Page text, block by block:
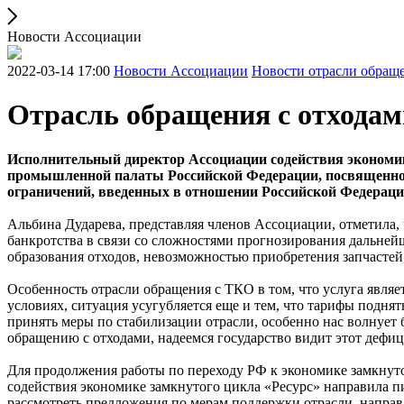
Новости Ассоциации
2022-03-14 17:00 Новости Ассоциации Новости отрасли
Отрасль обращения с
Исполнительный директор Ассоциации содействия
промышленной палаты Российской Федерации,
ограничений, введенных в отношении Российской
Альбина Дударева, представляя членов Ассоциации,
банкротства в связи со сложностями прогнозирования
образования отходов, невозможностью приобретения
Особенность отрасли обращения с ТКО в том, что услуга
условиях, ситуация усугубляется еще и тем, что тарифы
принять меры по стабилизации отрасли, особенно нас
обращению с отходами, надеемся государство видит этот
Для продолжения работы по переходу РФ к экономике
содействия экономике замкнутого цикла «Ресурс»